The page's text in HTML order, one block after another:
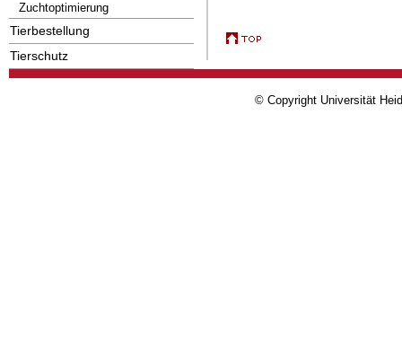
Zuchtoptimierung
Tierbestellung
Tierschutz
© Copyright Universität